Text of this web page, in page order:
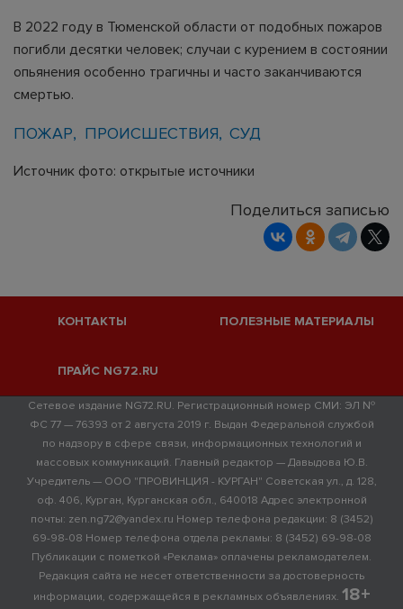
В 2022 году в Тюменской области от подобных пожаров
погибли десятки человек; случаи с курением в состоянии
опьянения особенно трагичны и часто заканчиваются
смертью.
ПОЖАР ПРОИСШЕСТВИЯ СУД
Источник фото: открытые источники
Поделиться записью
КОНТАКТЫ ПОЛЕЗНЫЕ МАТЕРИАЛЫ
ПРАЙС NG72.RU
Сетевое издание NG72.RU. Регистрационный номер СМИ: ЭЛ №
ФС 77 — 76393 от 2 августа 2019 г. Выдан Федеральной службой
по надзору в сфере связи, информационных технологий и
массовых коммуникаций. Главный редактор — Давыдова Ю.В.
Учредитель — ООО "ПРОВИНЦИЯ - КУРГАН" Советская ул., д. 128,
оф. 406, Курган, Курганская обл., 640018 Адрес электронной
почты: zen.ng72@yandex.ru Номер телефона редакции: 8 (3452)
69-98-08 Номер телефона отдела рекламы: 8 (3452) 69-98-08
Публикации с пометкой «Реклама» оплачены рекламодателем.
Редакция сайта не несет ответственности за достоверность
информации, содержащейся в рекламных объявлениях. 18+